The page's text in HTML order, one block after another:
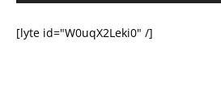
[lyte id="W0uqX2Leki0" /]